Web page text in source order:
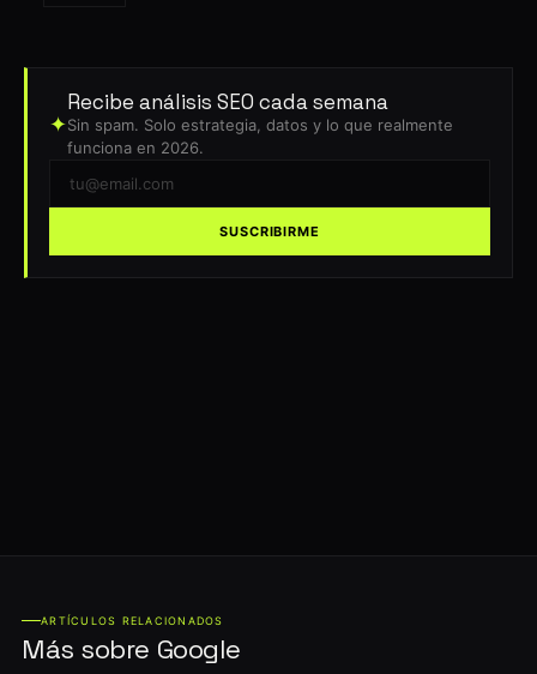
✦
Recibe análisis SEO cada semana
Sin spam. Solo estrategia, datos y lo que realmente
funciona en 2026.
SUSCRIBIRME
ARTÍCULOS RELACIONADOS
Más sobre Google